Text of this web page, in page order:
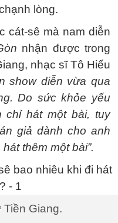
lòng.
cát-sê mà nam diễn
nhận được trong
nhạc sĩ Tô Hiếu
show diễn vừa qua
Do sức khỏe yếu
chỉ hát một bài, tuy
giả dành cho anh
thêm một bài”.
Giang.